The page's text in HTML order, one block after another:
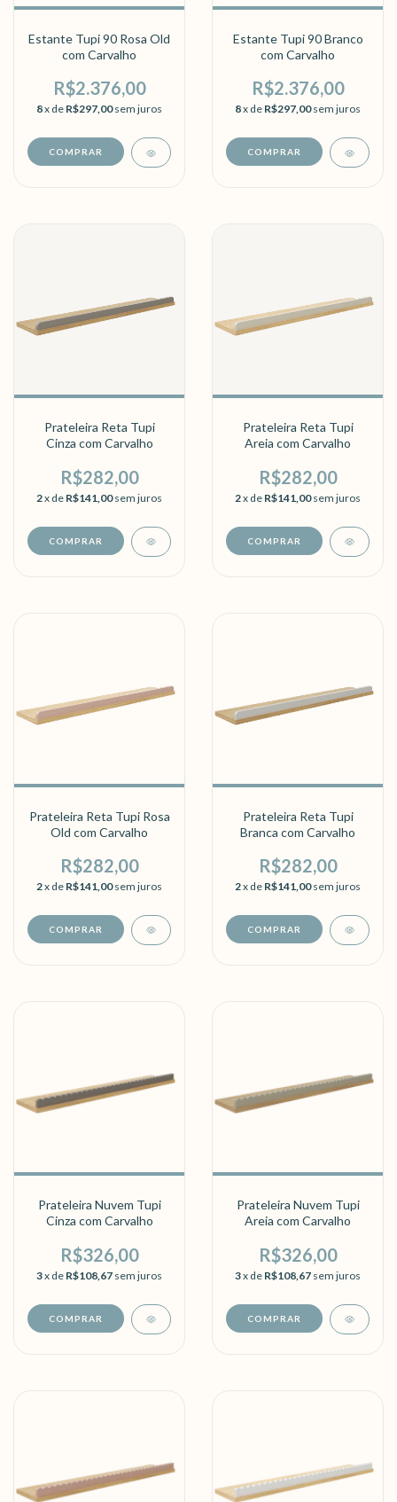
Estante Tupi 90 Rosa Old
com Carvalho
R$2.376,00
8x de R$297,00 sem juros
Estante Tupi 90 Branco
com Carvalho
R$2.376,00
8x de R$297,00 sem juros
Prateleira Reta Tupi
Cinza com Carvalho
R$282,00
2x de R$141,00 sem juros
Prateleira Reta Tupi
Areia com Carvalho
R$282,00
2x de R$141,00 sem juros
Prateleira Reta Tupi Rosa
Old com Carvalho
R$282,00
2x de R$141,00 sem juros
Prateleira Reta Tupi
Branca com Carvalho
R$282,00
2x de R$141,00 sem juros
Prateleira Nuvem Tupi
Cinza com Carvalho
R$326,00
3x de R$108,67 sem juros
Prateleira Nuvem Tupi
Areia com Carvalho
R$326,00
3x de R$108,67 sem juros